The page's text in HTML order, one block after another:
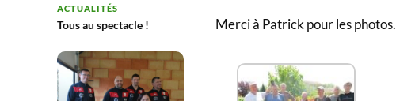
ACTUALITÉS
Tous au spectacle ! Merci à Patrick pour les photos.